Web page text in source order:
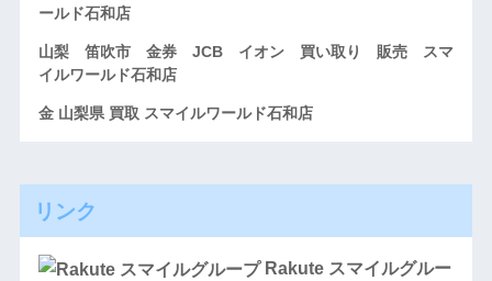
ールド石和店
山梨 笛吹市 金券 JCB イオン 買い取り 販売 スマ
イルワールド石和店
金 山梨県 買取 スマイルワールド石和店
リンク
Rakute スマイルグルー